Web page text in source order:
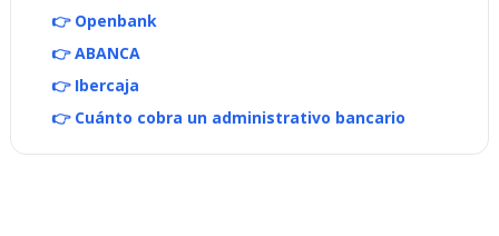
👉 Openbank
👉 ABANCA
👉 Ibercaja
👉 Cuánto cobra un administrativo bancario